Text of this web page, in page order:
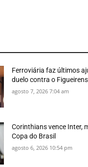
Ferroviária faz últimos
duelo contra o
agosto 7, 2026 7:04 am
Corinthians vence Inter,
Copa do Brasil
agosto 6, 2026 10:54 pm